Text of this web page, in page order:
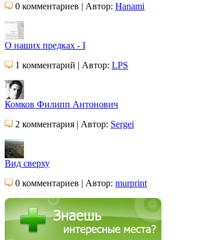
0 комментариев | Автор: Hanami
О наших предках - I
1 комментарий | Автор: LPS
Комков Филипп Антонович
2 комментария | Автор: Sergei
Вид сверху
0 комментариев | Автор: murprint